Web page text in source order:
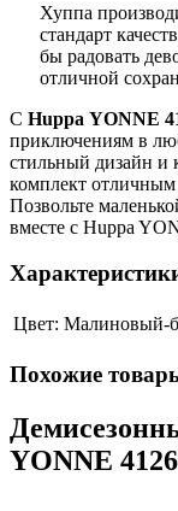
Хуппа
стандарт
бы радовать
отличной
С Huppa YONNE
приключениям в
стильный дизайн и
комплект
Позвольте
вместе с Huppa
Цвет: Малиновый-
Похожие
YONNE